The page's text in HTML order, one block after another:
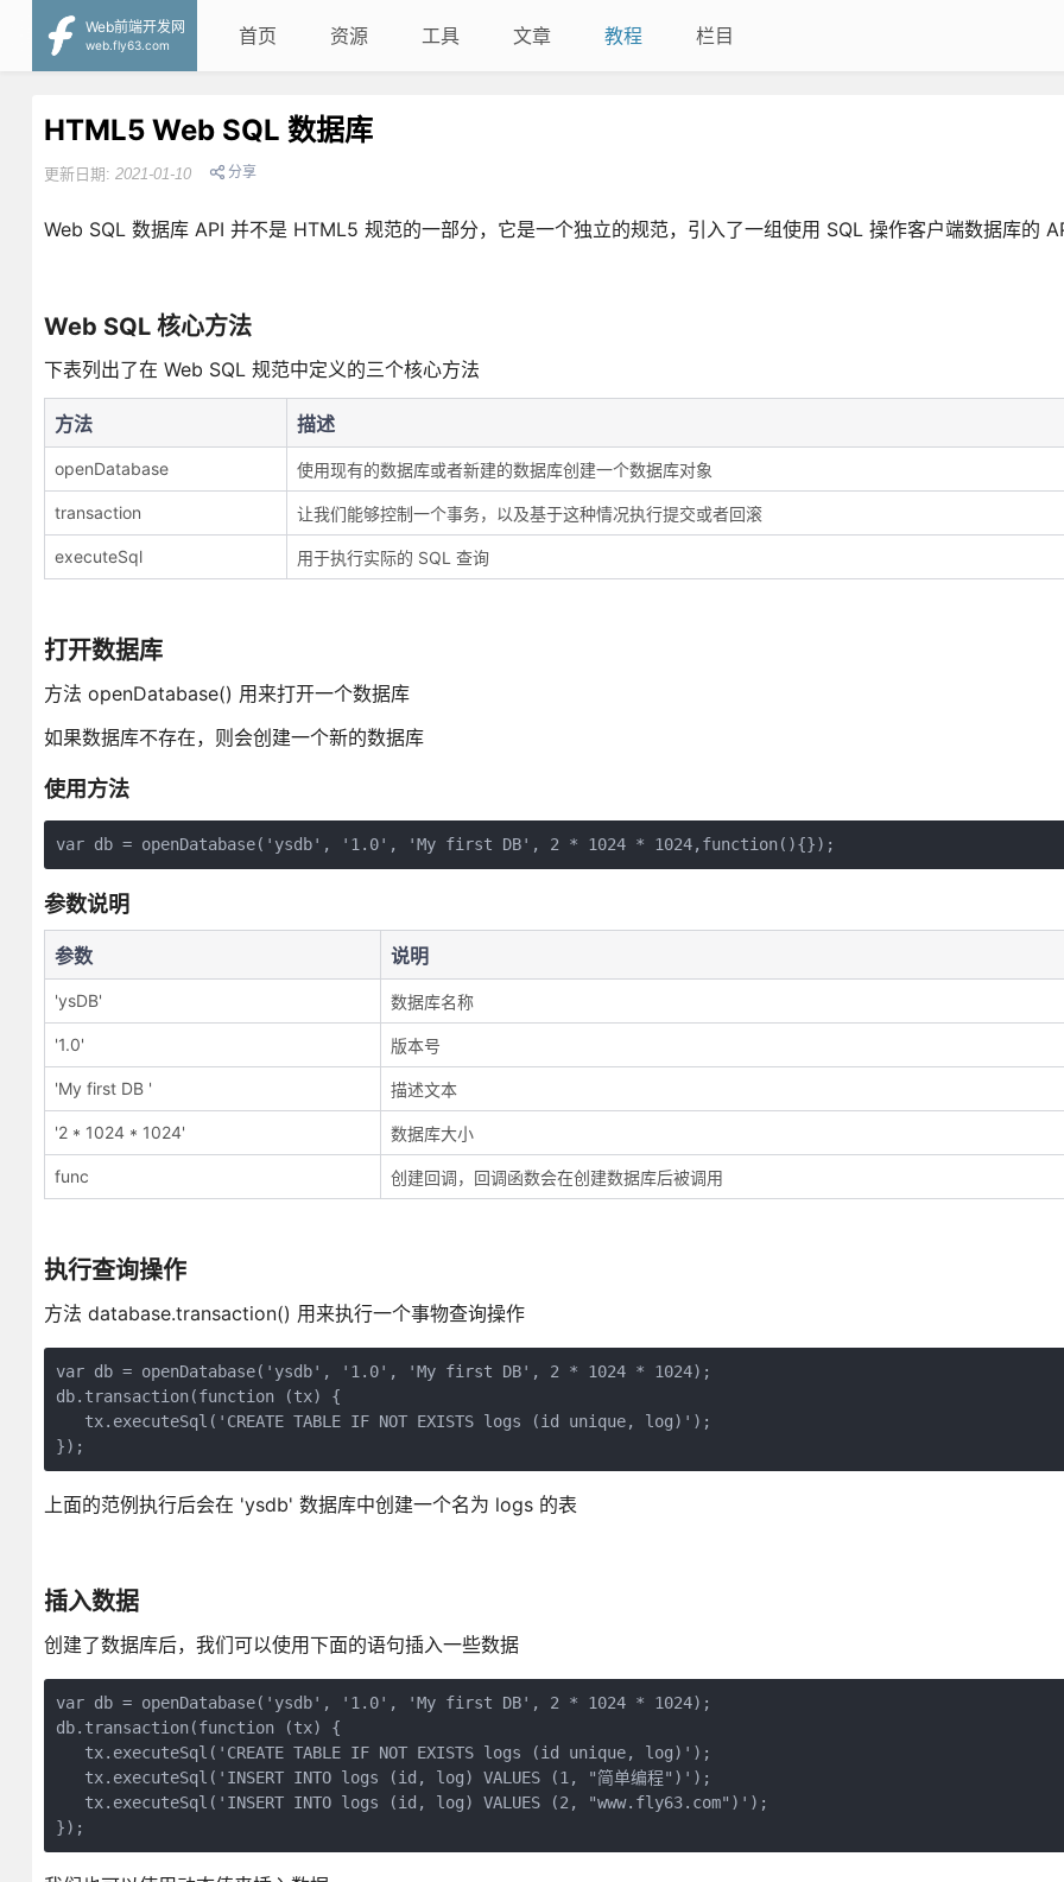
Web前端开发网
web.fly63.com
首页 资源 工具 文章 教程 栏目
HTML5 Web SQL 数据库
更新日期: 2021-01-10 分享
Web SQL 数据库 API 并不是 HTML5 规范的一部分，它是一个独立的规范，引入了一组使用 SQL 操作客户端数据库的
Web SQL 核心方法
下表列出了在 Web SQL 规范中定义的三个核心方法
方法 描述
openDatabase 使用现有的数据库或者新建的数据库创建一个数据库对象
transaction 让我们能够控制一个事务，以及基于这种情况执行提交或者回滚
executeSql 用于执行实际的 SQL 查询
打开数据库
方法 openDatabase() 用来打开一个数据库
如果数据库不存在，则会创建一个新的数据库
使用方法
参数说明
参数 说明
'ysDB' 数据库名称
'1.0' 版本号
'My first DB ' 描述文本
'2 * 1024 * 1024' 数据库大小
func 创建回调，回调函数会在创建数据库后被调用
执行查询操作
方法 database.transaction() 用来执行一个事物查询操作
var db = openDatabase('ysdb', '1.0', 'My first DB', 2 * 1024 * 1024);
db.transaction(function (tx) {
   tx.executeSql('CREATE TABLE IF NOT EXISTS logs (id unique, log)');
上面的范例执行后会在 'ysdb' 数据库中创建一个名为 logs 的表
插入数据
创建了数据库后，我们可以使用下面的语句插入一些数据
var db = openDatabase('ysdb', '1.0', 'My first DB', 2 * 1024 * 1024);
db.transaction(function (tx) {
   tx.executeSql('CREATE TABLE IF NOT EXISTS logs (id unique, log)');
   tx.executeSql('INSERT INTO logs (id, log) VALUES (1, "简单编程")');
   tx.executeSql('INSERT INTO logs (id, log) VALUES (2, "www.fly63.com")');